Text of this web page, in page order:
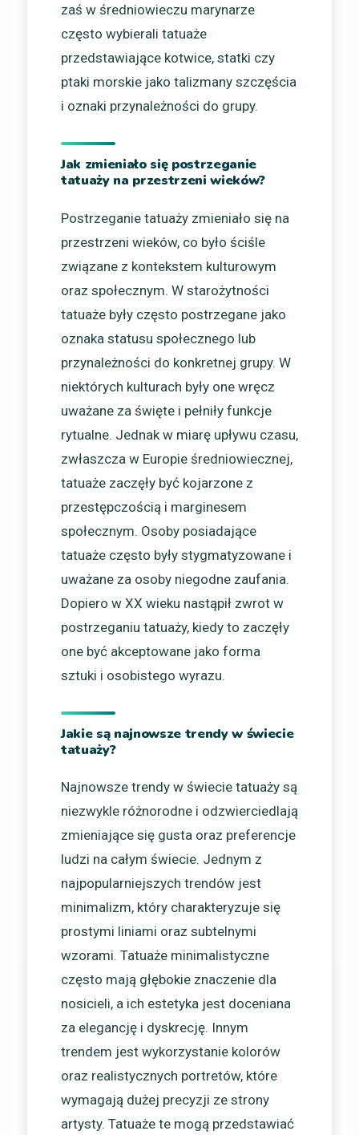
zaś w średniowieczu marynarze
często wybierali tatuaże
przedstawiające kotwice, statki czy
ptaki morskie jako talizmany szczęścia
i oznaki przynależności do grupy.
Jak zmieniało się postrzeganie
tatuaży na przestrzeni wieków?
Postrzeganie tatuaży zmieniało się na
przestrzeni wieków, co było ściśle
związane z kontekstem kulturowym
oraz społecznym. W starożytności
tatuaże były często postrzegane jako
oznaka statusu społecznego lub
przynależności do konkretnej grupy. W
niektórych kulturach były one wręcz
uważane za święte i pełniły funkcje
rytualne. Jednak w miarę upływu czasu,
zwłaszcza w Europie średniowiecznej,
tatuaże zaczęły być kojarzone z
przestępczością i marginesem
społecznym. Osoby posiadające
tatuaże często były stygmatyzowane i
uważane za osoby niegodne zaufania.
Dopiero w XX wieku nastąpił zwrot w
postrzeganiu tatuaży, kiedy to zaczęły
one być akceptowane jako forma
sztuki i osobistego wyrazu.
Jakie są najnowsze trendy w świecie
tatuaży?
Najnowsze trendy w świecie tatuaży są
niezwykle różnorodne i odzwierciedlają
zmieniające się gusta oraz preferencje
ludzi na całym świecie. Jednym z
najpopularniejszych trendów jest
minimalizm, który charakteryzuje się
prostymi liniami oraz subtelnymi
wzorami. Tatuaże minimalistyczne
często mają głębokie znaczenie dla
nosicieli, a ich estetyka jest doceniana
za elegancję i dyskrecję. Innym
trendem jest wykorzystanie kolorów
oraz realistycznych portretów, które
wymagają dużej precyzji ze strony
artysty. Tatuaże te mogą przedstawiać